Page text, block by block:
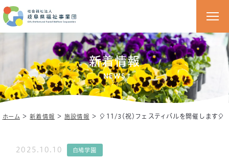
新着情報
NEWS
ホーム ＞新着情報 ＞施設情報 ＞ 🎈11/3（祝）フェスティバルを開催します🎈
2025.10.10 白鳩学園